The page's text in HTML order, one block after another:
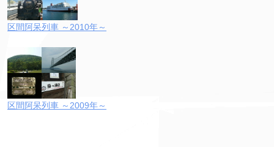
区間阿呆列車 ～2010年～
区間阿呆列車 ～2009年～